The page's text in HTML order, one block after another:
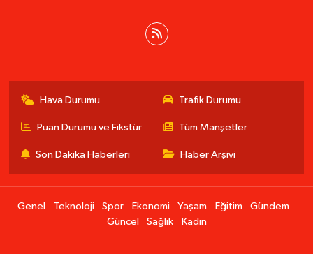
Hava Durumu Trafik Durumu
Puan Durumu ve Fikstür Tüm Manşetler
Son Dakika Haberleri Haber Arşivi
Genel Teknoloji Spor Ekonomi Yaşam Eğitim
Gündem
Güncel
Sağlık Kadın